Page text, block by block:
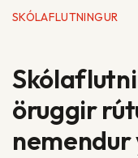
SKÓLAFLUTNINGUR
öruggir